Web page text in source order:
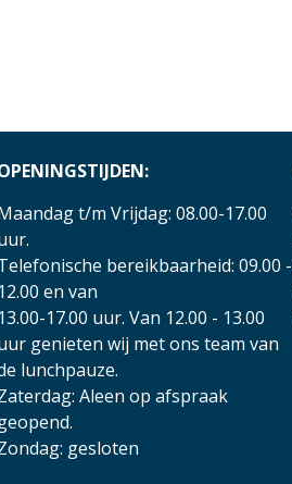
t/m Vrijdag: 08.00-17.00
bereikbaarheid: 09.00 -
12.00 en van
13.00-17.00 uur. Van 12.00 - 13.00
genieten wij met ons team van
lunchpauze.
Aleen op afspraak
gesloten